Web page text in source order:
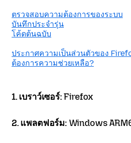
ตรวจสอบความต้องการของระบบ
บันทึกประจำรุ่น
โค้ดต้นฉบับ
ประกาศความเป็นส่วนตัวของ
ต้องการความช่วยเหลือ?
1. เบราว์เซอร์:Firefox
2. แพลตฟอร์ม: Windows